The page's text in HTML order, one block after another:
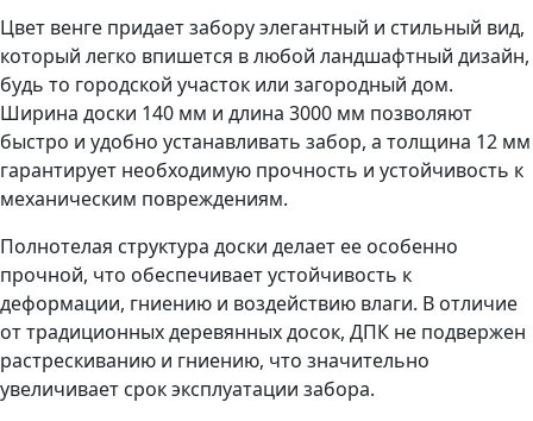
Цвет венге придает забору элегантный и стильный вид,
который легко впишется в любой ландшафтный дизайн,
будь то городской участок или загородный дом.
Ширина доски 140 мм и длина 3000 мм позволяют
быстро и удобно устанавливать забор, а толщина 12 мм
гарантирует необходимую прочность и устойчивость к
механическим повреждениям.
Полнотелая структура доски делает ее особенно
прочной, что обеспечивает устойчивость к
деформации, гниению и воздействию влаги. В отличие
от традиционных деревянных досок, ДПК не подвержен
растрескиванию и гниению, что значительно
увеличивает срок эксплуатации забора.